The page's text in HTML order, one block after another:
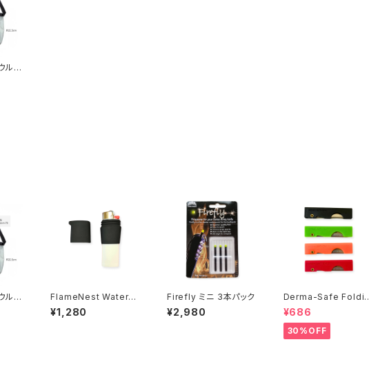
ルト
ルト
FlameNest Waterpr
oof Bic Lighter Cas
e 防水ビックライターケ
¥1,280
Firefly ミニ 3本パック
¥2,980
Derma-Safe Foldin
g Knife【1本】ユティリ
ティナイフ Made in th
e USA
¥686
30%OFF